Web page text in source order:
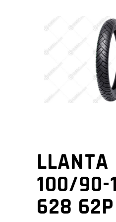
LLANTA
100/90-
628